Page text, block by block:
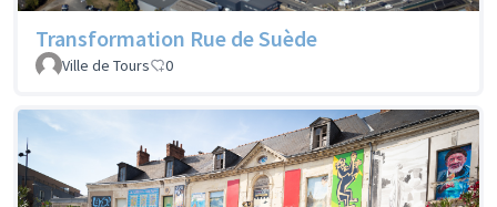
Transformation Rue de Suède
Ville de Tours 0